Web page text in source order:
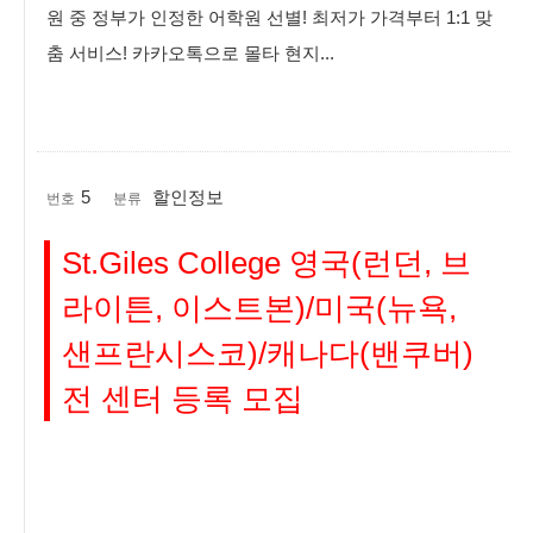
원 중 정부가 인정한 어학원 선별! 최저가 가격부터 1:1 맞
춤 서비스! 카카오톡으로 몰타 현지...
번호 5 분류 할인정보
St.Giles College 영국(런던, 브
라이튼, 이스트본)/미국(뉴욕,
샌프란시스코)/캐나다(밴쿠버)
전 센터 등록 모집